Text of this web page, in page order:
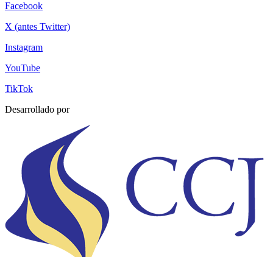
Facebook
X (antes Twitter)
Instagram
YouTube
TikTok
Desarrollado por